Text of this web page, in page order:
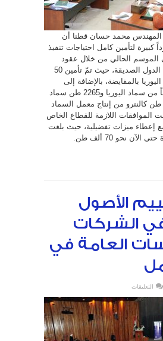
المهندس محمد حسان قطنا أن
كبيرة لتأمين كامل احتياجات تنفيذ
الموسم الحالي من خلال عقود
المقايضة مع إحدى الدول الصديقة، حيث تمّ تأمين 50
بالمقايضة، بالإضافة إلى
استجرار 38843 طناً من سماد اليوريا و2265 طن سماد
فوسفاتي، و13355 طن كالنترو من إنتاج معمل السماد
اللازمة للقطاع الخاص
إعطاء ميزات تفضيلية، حيث بلغت
نحو 70 ألف طن.
الأصول
في الشركات
العامة في
التعليقات
تقييم
الأصول
المادية
في
الشركات
والمؤسسات